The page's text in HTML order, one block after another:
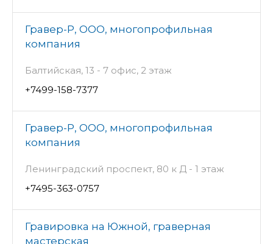
Гравер-Р, ООО, многопрофильная
компания
Балтийская, 13 - 7 офис, 2 этаж
+7499-158-7377
Гравер-Р, ООО, многопрофильная
компания
Ленинградский проспект, 80 к Д - 1 этаж
+7495-363-0757
Гравировка на Южной, граверная
мастерская